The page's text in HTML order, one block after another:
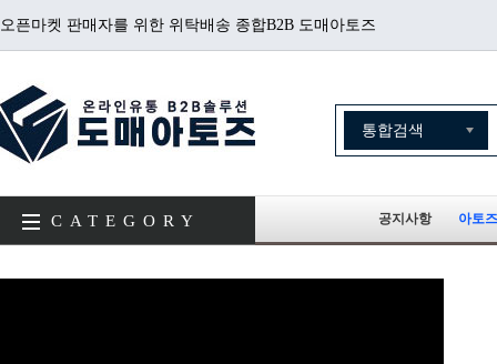
오픈마켓 판매자를 위한 위탁배송 종합B2B 도매아토즈
CATEGORY 공지사항 아토